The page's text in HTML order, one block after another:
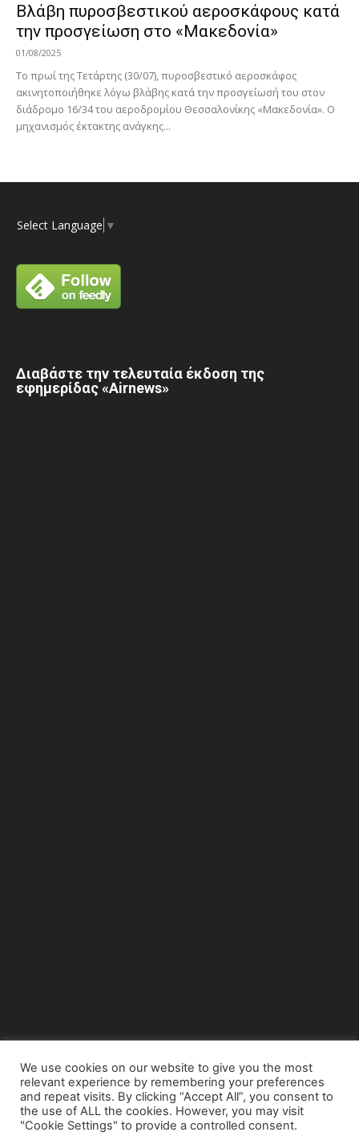
Βλάβη πυροσβεστικού αεροσκάφους κατά
την προσγείωση στο «Μακεδονία»
01/08/2025
Το πρωί της Τετάρτης (30/07), πυροσβεστικό αεροσκάφος
ακινητοποιήθηκε λόγω βλάβης κατά την προσγείωσή του στον
διάδρομο 16/34 του αεροδρομίου Θεσσαλονίκης «Μακεδονία». Ο
μηχανισμός έκτακτης ανάγκης...
Select Language ▼
Διαβάστε την τελευταία έκδοση της
εφημερίδας «Airnews»
© Copyright 2015 - www.airnews.gr
We use cookies on our website to give you the most
relevant experience by remembering your preferences
and repeat visits. By clicking “Accept All”, you consent to
the use of ALL the cookies. However, you may visit
"Cookie Settings" to provide a controlled consent.